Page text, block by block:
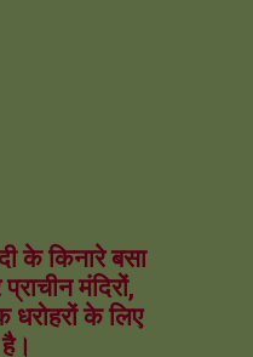
के किनारे बसा
मंदिरों,
धरोहरों के लिए